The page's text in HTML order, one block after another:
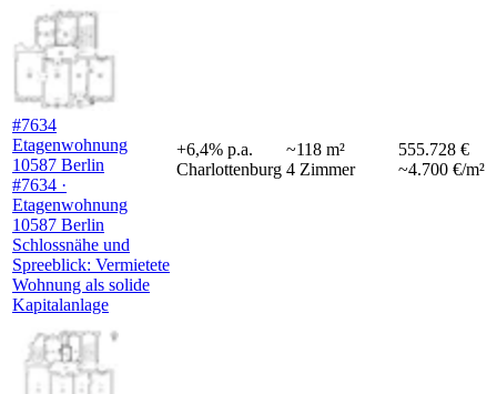
#7634
Etagenwohnung
10587 Berlin
#7634 ·
Etagenwohnung
10587 Berlin
Schlossnähe und
Spreeblick: Vermietete
Wohnung als solide
Kapitalanlage
+6,4% p.a.
Charlottenburg
~118 m²
4 Zimmer
555.728 €
~4.700 €/m²